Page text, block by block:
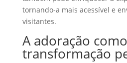
tornando-a mais acessível e
visitantes.
A adoração
transformação